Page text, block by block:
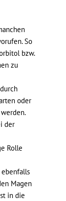
So
bzw.
zu
oder
der
Rolle
ebenfalls
Magen
in die